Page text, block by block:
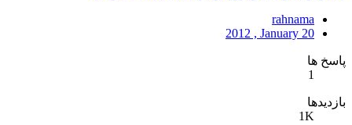
rahnama
2012 , January 20
پاسخ ها
1
بازدیدها
1K